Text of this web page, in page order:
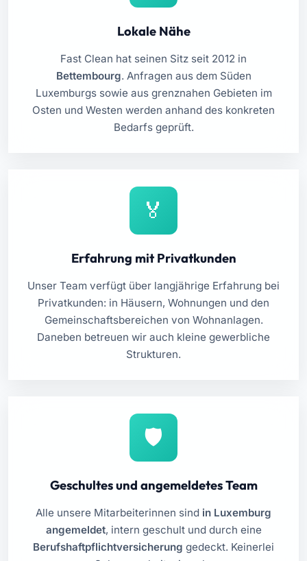
Lokale Nähe
Fast Clean hat seinen Sitz seit 2012 in
Bettembourg. Anfragen aus dem Süden
Luxemburgs sowie aus grenznahen Gebieten im
Osten und Westen werden anhand des konkreten
Bedarfs geprüft.
Erfahrung mit Privatkunden
Unser Team verfügt über langjährige Erfahrung bei
Privatkunden: in Häusern, Wohnungen und den
Gemeinschaftsbereichen von Wohnanlagen.
Daneben betreuen wir auch kleine gewerbliche
Strukturen.
Geschultes und angemeldetes Team
Alle unsere Mitarbeiterinnen sind in Luxemburg
angemeldet, intern geschult und durch eine
Berufshaftpflichtversicherung gedeckt. Keinerlei